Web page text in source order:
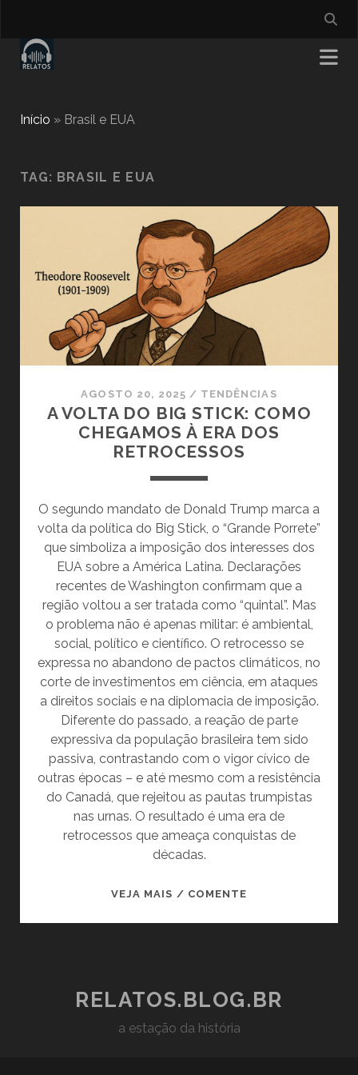
Início » Brasil e EUA
TAG: BRASIL E EUA
AGOSTO 20, 2025 / TENDÊNCIAS
A VOLTA DO BIG STICK: COMO
CHEGAMOS À ERA DOS
RETROCESSOS
O segundo mandato de Donald Trump marca a
volta da política do Big Stick, o “Grande Porrete”
que simboliza a imposição dos interesses dos
EUA sobre a América Latina. Declarações
recentes de Washington confirmam que a
região voltou a ser tratada como “quintal”. Mas
o problema não é apenas militar: é ambiental,
social, político e científico. O retrocesso se
expressa no abandono de pactos climáticos, no
corte de investimentos em ciência, em ataques
a direitos sociais e na diplomacia de imposição.
Diferente do passado, a reação de parte
expressiva da população brasileira tem sido
passiva, contrastando com o vigor cívico de
outras épocas – e até mesmo com a resistência
do Canadá, que rejeitou as pautas trumpistas
nas urnas. O resultado é uma era de
retrocessos que ameaça conquistas de
décadas.
VEJA MAIS / COMENTEA
CHEGAMOS
RELATOS.BLOG.BR
a estação da história